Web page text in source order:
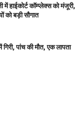
हाईकोर्ट कॉम्प्लेक्स को मंजूरी,
को बड़ी सौगात
गिरी, पांच की मौत, एक लापता